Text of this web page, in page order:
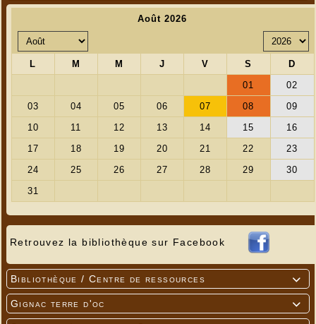
Retrouvez la bibliothèque sur Facebook

Bibliothèque / Centre de ressources

Gignac terre d'oc